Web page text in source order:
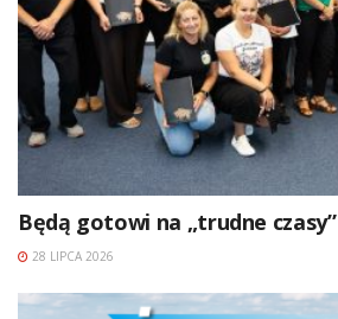
Będą gotowi na „trudne czasy”
28 LIPCA 2026